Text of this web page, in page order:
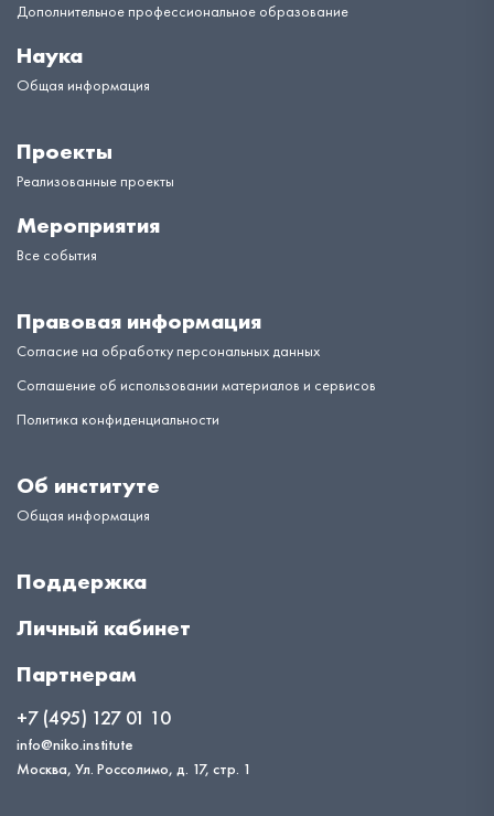
Дополнительное профессиональное образование
Наука
Общая информация
Проекты
Реализованные проекты
Мероприятия
Все события
Правовая информация
Согласие на обработку персональных данных
Соглашение об использовании материалов и сервисов
Политика конфиденциальности
Об институте
Общая информация
Поддержка
Личный кабинет
Партнерам
+7 (495) 127 01 10
info@niko.institute
Москва, Ул. Россолимо, д. 17, стр. 1